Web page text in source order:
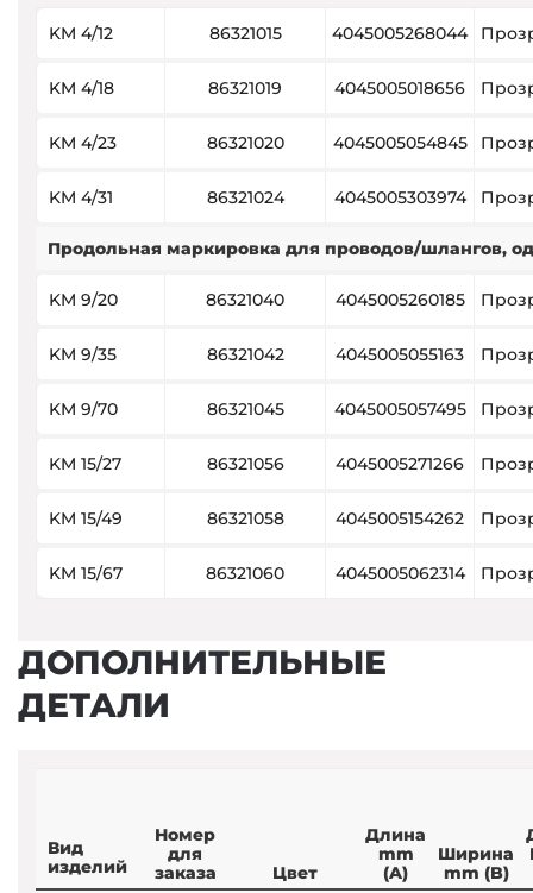
KM 4/12 86321015 4045005268044
KM 4/18 86321019 4045005018656
KM 4/23 86321020 4045005054845
KM 4/31 86321024 4045005303974
Продольная маркировка для проводов/шлангов,
KM 9/20 86321040 4045005260185
KM 9/35 86321042 4045005055163
KM 9/70 86321045 4045005057495
KM 15/27 86321056 4045005271266
KM 15/49 86321058 4045005154262
KM 15/67 86321060 4045005062314
ДОПОЛНИТЕЛЬНЫЕ
ДЕТАЛИ
Вид
изделий
Номер
для
заказа
Цвет
Длина
mm
(A)
Ширина
mm (B)